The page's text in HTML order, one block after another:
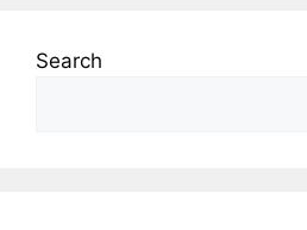
Search